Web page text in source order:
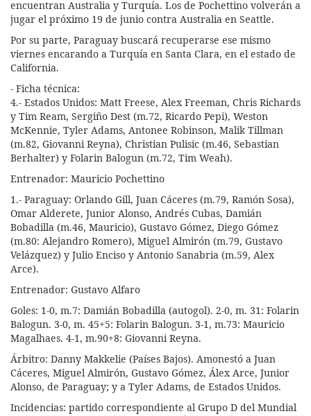
encuentran Australia y Turquía. Los de Pochettino volverán a
jugar el próximo 19 de junio contra Australia en Seattle.
Por su parte, Paraguay buscará recuperarse ese mismo
viernes encarando a Turquía en Santa Clara, en el estado de
California.
- Ficha técnica:
4.- Estados Unidos: Matt Freese, Alex Freeman, Chris Richards
y Tim Ream, Sergiño Dest (m.72, Ricardo Pepi), Weston
McKennie, Tyler Adams, Antonee Robinson, Malik Tillman
(m.82, Giovanni Reyna), Christian Pulisic (m.46, Sebastian
Berhalter) y Folarin Balogun (m.72, Tim Weah).
Entrenador: Mauricio Pochettino
1.- Paraguay: Orlando Gill, Juan Cáceres (m.79, Ramón Sosa),
Omar Alderete, Junior Alonso, Andrés Cubas, Damián
Bobadilla (m.46, Mauricio), Gustavo Gómez, Diego Gómez
(m.80: Alejandro Romero), Miguel Almirón (m.79, Gustavo
Velázquez) y Julio Enciso y Antonio Sanabria (m.59, Alex
Arce).
Entrenador: Gustavo Alfaro
Goles: 1-0, m.7: Damián Bobadilla (autogol). 2-0, m. 31: Folarin
Balogun. 3-0, m. 45+5: Folarin Balogun. 3-1, m.73: Mauricio
Magalhaes. 4-1, m.90+8: Giovanni Reyna.
Árbitro: Danny Makkelie (Países Bajos). Amonestó a Juan
Cáceres, Miguel Almirón, Gustavo Gómez, Álex Arce, Junior
Alonso, de Paraguay; y a Tyler Adams, de Estados Unidos.
Incidencias: partido correspondiente al Grupo D del Mundial